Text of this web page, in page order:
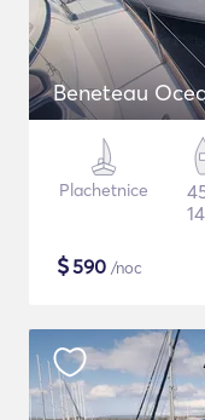
Beneteau
Plachetnice
$590 /noc